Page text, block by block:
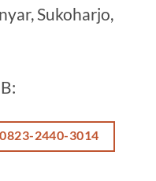
Sukoharjo,
2440-3014